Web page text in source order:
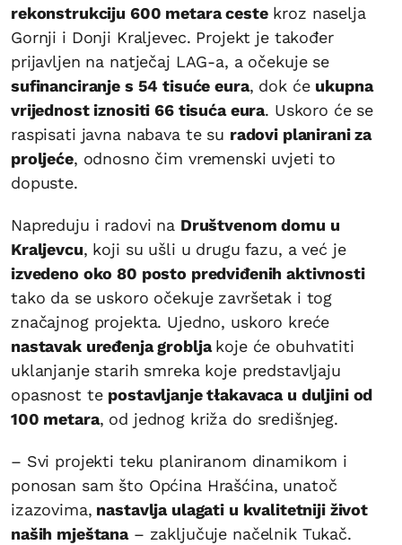
rekonstrukciju 600 metara cestekroz naselja
Gornji i Donji Kraljevec. Projekt je također
prijavljen na natječaj LAG-a, a očekuje se
sufinanciranje s 54 tisuće eura, dok će ukupna
vrijednost iznositi 66 tisuća eura. Uskoro će se
raspisati javna nabava te su radovi planirani za
proljeće, odnosno čim vremenski uvjeti to
dopuste.
Napreduju i radovi na Društvenom domu u
Kraljevcu, koji su ušli u drugu fazu, a već je
izvedeno oko 80 posto predviđenih aktivnosti
tako da se uskoro očekuje završetak i tog
značajnog projekta. Ujedno, uskoro kreće
nastavak uređenja grobljakoje će obuhvatiti
uklanjanje starih smreka koje predstavljaju
opasnost te postavljanje tłakavaca u duljini od
100 metara, od jednog križa do središnjeg.
– Svi projekti teku planiranom dinamikom i
ponosan sam što Općina Hrašćina, unatoč
izazovima, nastavlja ulagati u kvalitetniji život
naših mještana– zaključuje načelnik Tukač.